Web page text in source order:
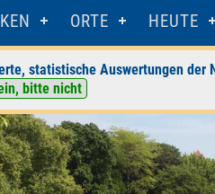
ORTE HEUTE
statistische Auswertungen
bitte nicht